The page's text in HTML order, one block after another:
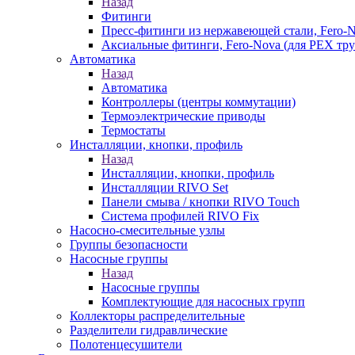
Фитинги
Пресс-фитинги из нержавеющей стали, Fero-
Аксиальные фитинги, Fero-Nova (для PEX
Автоматика
Назад
Автоматика
Контроллеры (центры коммутации)
Термоэлектрические приводы
Термостаты
Инсталляции, кнопки, профиль
Назад
Инсталляции, кнопки, профиль
Инсталляции RIVO Set
Панели смыва / кнопки RIVO Touch
Система профилей RIVO Fix
Насосно-смесительные узлы
Группы безопасности
Насосные группы
Назад
Насосные группы
Комплектующие для насосных групп
Коллекторы распределительные
Разделители гидравлические
Полотенцесушители